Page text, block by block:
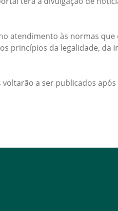
atendimento às normas
princípios da legalidade,
a ser publicados